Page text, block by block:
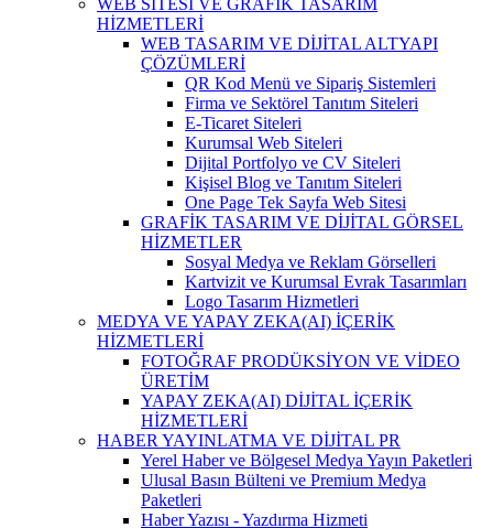
WEB SİTESİ VE GRAFİK TASARIM
HİZMETLERİ
WEB TASARIM VE DİJİTAL ALTYAPI
ÇÖZÜMLERİ
QR Kod Menü ve Sipariş Sistemleri
Firma ve Sektörel Tanıtım Siteleri
E-Ticaret Siteleri
Kurumsal Web Siteleri
Dijital Portfolyo ve CV Siteleri
Kişisel Blog ve Tanıtım Siteleri
One Page Tek Sayfa Web Sitesi
GRAFİK TASARIM VE DİJİTAL GÖRSEL
HİZMETLER
Sosyal Medya ve Reklam Görselleri
Kartvizit ve Kurumsal Evrak Tasarımları
Logo Tasarım Hizmetleri
MEDYA VE YAPAY ZEKA(AI) İÇERİK
HİZMETLERİ
FOTOĞRAF PRODÜKSİYON VE VİDEO
ÜRETİM
YAPAY ZEKA(AI) DİJİTAL İÇERİK
HİZMETLERİ
HABER YAYINLATMA VE DİJİTAL PR
Yerel Haber ve Bölgesel Medya Yayın Paketleri
Ulusal Basın Bülteni ve Premium Medya
Paketleri
Haber Yazısı - Yazdırma Hizmeti